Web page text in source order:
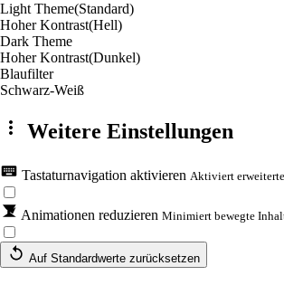
Light Theme(Standard)
Hoher Kontrast(Hell)
Dark Theme
Hoher Kontrast(Dunkel)
Blaufilter
Schwarz-Weiß
Weitere Einstellungen
Tastaturnavigation aktivieren Aktiviert
Animationen reduzieren Minimiert bewegte
Auf Standardwerte zurücksetzen